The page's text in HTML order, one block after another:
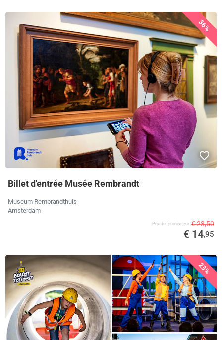
36%
Billet d'entrée Musée Rembrandt
Museum Rembrandthuis
Amsterdam
Prix ​​du fournisseur € 23,50
€ 14,95
23%